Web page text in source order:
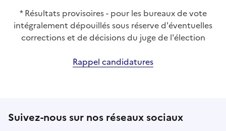
* Résultats provisoires - pour les bureaux de vote
intégralement dépouillés sous réserve d'éventuelles
corrections et de décisions du juge de l'élection
Rappel candidatures
Suivez-nous sur nos réseaux sociaux